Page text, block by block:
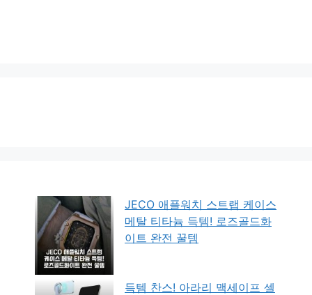
JECO 애플워치 스트랩 케이스
메탈 티타늄 득템! 로즈골드화
이트 완전 꿀템
득템 찬스! 아라리 맥세이프 셀